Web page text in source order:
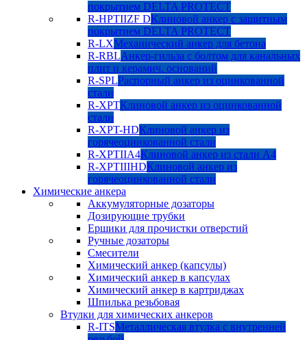
покрытием DELTA PROTECT
R-HPTIIZF DКлиновой анкер с защитным
покрытием DELTA PROTECT
R-LXМеханический анкер для бетона
R-RBLАнкер-гильза с болтом для канальных
плит и керамич. оснований
R-SPLРаспорный анкер из оцинкованной
стали
R-XPTКлиновой анкер из оцинкованной
стали
R-XPT-HDКлиновой анкер из
горячеоцинкованной стали
R-XPTIIA4Клиновой анкер из стали А4
R-XPTIIIHDКлиновой анкер из
горячеоцинкованной стали
Химические анкера
Аккумуляторные дозаторы
Дозирующие трубки
Ершики для прочистки отверстий
Ручные дозаторы
Смесители
Химический анкер (капсулы)
Химический анкер в капсулах
Химический анкер в картриджах
Шпилька резьбовая
Втулки для химических анкеров
R-ITSМеталлическая втулка с внутренней